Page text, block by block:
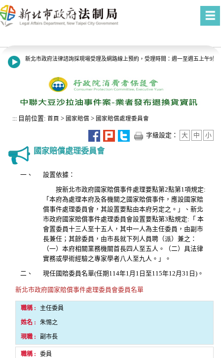
進入內容區塊
新北市政府法律諮詢採現場受理及網路線上預約，受理時間：週一至週五上午9
::: 目前位置: 首頁 > 國家賠償 > 國家賠償處理委員會
字級設定： 大 中 小
國家賠償處理委員會
一、 設置依據：
按新北市政府國家賠償事件處理要點第2點第1項規定:
「本府為處理本府及各機關之國家賠償事件，應設國家賠
償事件處理委員會，其設置要點由本府另定之。」、新北
市政府國家賠償事件處理委員會設置要點第3點規定:「 本
會置委員十三人至十五人，其中一人為主任委員，由副市
長兼任；其餘委員，由市長就下列人員聘（派）兼之：
（一）本府相關業務機關首長四人至五人。（二）具法律
實務或學術經驗之專家學者八人至九人。」。
二、 現任國賠委員名單(任期114年1月1日至115年12月31日)。
新北市政府國家賠償事件處理委員會委員名單
主任委員
朱惕之
副市長
委員